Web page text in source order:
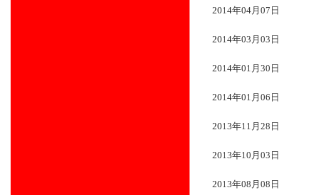
2014年04月07日
2014年03月03日
2014年01月30日
2014年01月06日
2013年11月28日
2013年10月03日
2013年08月08日